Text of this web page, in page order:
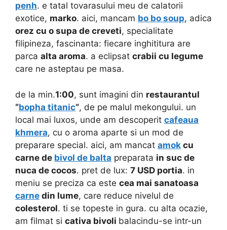
penh. e tatal tovarasului meu de calatorii
exotice, marko. aici, mancam bo bo soup, adica
orez cu o supa de creveti, specialitate
filipineza, fascinanta: fiecare inghititura are
parca alta aroma. a eclipsat crabii cu legume
care ne asteptau pe masa.
de la min.1:00, sunt imagini din restaurantul
“bopha titanic“, de pe malul mekongului. un
local mai luxos, unde am descoperit cafeaua
khmera, cu o aroma aparte si un mod de
preparare special. aici, am mancat amok cu
carne de bivol de balta preparata in suc de
nuca de cocos. pret de lux: 7 USD portia. in
meniu se preciza ca este cea mai sanatoasa
carne din lume, care reduce nivelul de
colesterol. ti se topeste in gura. cu alta ocazie,
am filmat si cativa bivoli balacindu-se intr-un